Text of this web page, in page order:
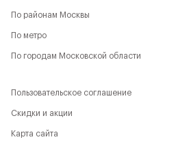
По районам Москвы
По метро
По городам Московской области
Пользовательское соглашение
Скидки и акции
Карта сайта